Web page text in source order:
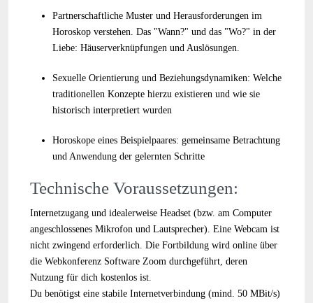
Partnerschaftliche Muster und Herausforderungen im
Horoskop verstehen. Das "Wann?" und das "Wo?" in der
Liebe: Häuserverknüpfungen und Auslösungen.
Sexuelle Orientierung und Beziehungsdynamiken: Welche
traditionellen Konzepte hierzu existieren und wie sie
historisch interpretiert wurden
Horoskope eines Beispielpaares: gemeinsame Betrachtung
und Anwendung der gelernten Schritte
Technische Voraussetzungen:
Internetzugang und idealerweise Headset (bzw. am Computer
angeschlossenes Mikrofon und Lautsprecher). Eine Webcam ist
nicht zwingend erforderlich. Die Fortbildung wird online über
die Webkonferenz Software Zoom durchgeführt, deren
Nutzung für dich kostenlos ist.
Du benötigst eine stabile Internetverbindung (mind. 50 MBit/s)